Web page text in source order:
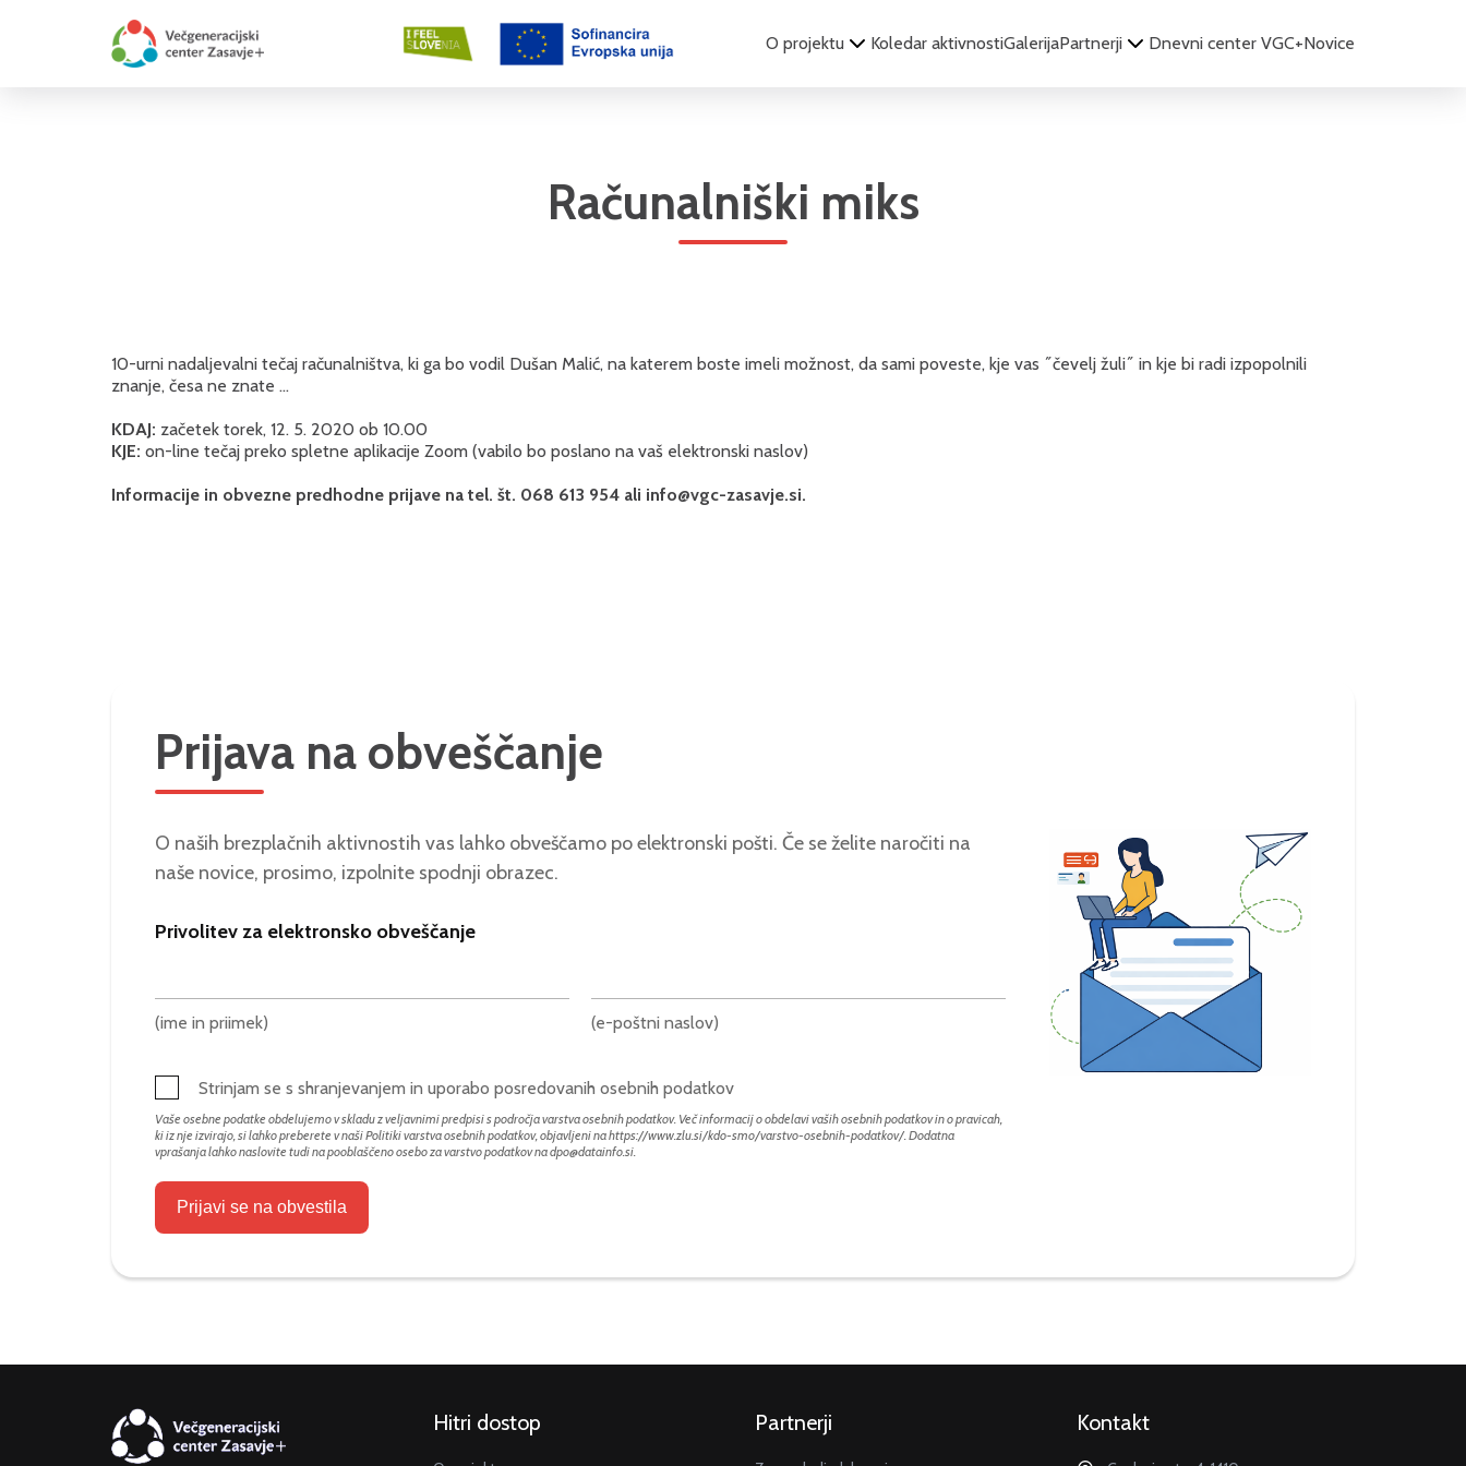
O projektu Koledar aktivnostiGalerijaPartnerji Dnevni center VGC+Novice
Računalniški miks
10-urni nadaljevalni tečaj računalništva, ki ga bo vodil Dušan Malić, na katerem boste imeli možnost, da sami poveste, kje vas ˝čevelj žuli˝ in kje bi radi izpopolnili
znanje, česa ne znate ...
KDAJ: začetek torek, 12. 5. 2020 ob 10.00
KJE: on-line tečaj preko spletne aplikacije Zoom (vabilo bo poslano na vaš elektronski naslov)
Informacije in obvezne predhodne prijave na tel. št. 068 613 954 ali info@vgc-zasavje.si.
Prijava na obveščanje
O naših brezplačnih aktivnostih vas lahko obveščamo po elektronski pošti. Če se želite naročiti na
naše novice, prosimo, izpolnite spodnji obrazec.
Privolitev za elektronsko obveščanje
(ime in priimek) (e-poštni naslov)
Strinjam se s shranjevanjem in uporabo posredovanih osebnih podatkov
Vaše osebne podatke obdelujemo v skladu z veljavnimi predpisi s področja varstva osebnih podatkov. Več informacij o obdelavi vaših osebnih podatkov in o pravicah,
ki iz nje izvirajo, si lahko preberete v naši Politiki varstva osebnih podatkov, objavljeni nahttps://www.zlu.si/kdo-smo/varstvo-osebnih-podatkov/. Dodatna
vprašanja lahko naslovite tudi na pooblaščeno osebo za varstvo podatkov nadpo@datainfo.si.
Prijavi se na obvestila
Hitri dostop Partnerji Kontakt